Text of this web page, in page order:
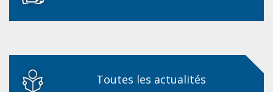
Toutes les actualités